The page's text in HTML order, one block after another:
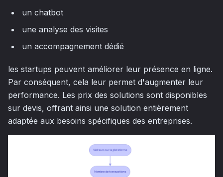
un chatbot
une analyse des visites
un accompagnement dédié
les startups peuvent améliorer leur présence en ligne.
Par conséquent, cela leur permet d'augmenter leur
performance. Les prix des solutions sont disponibles
sur devis, offrant ainsi une solution entièrement
adaptée aux besoins spécifiques des entreprises.